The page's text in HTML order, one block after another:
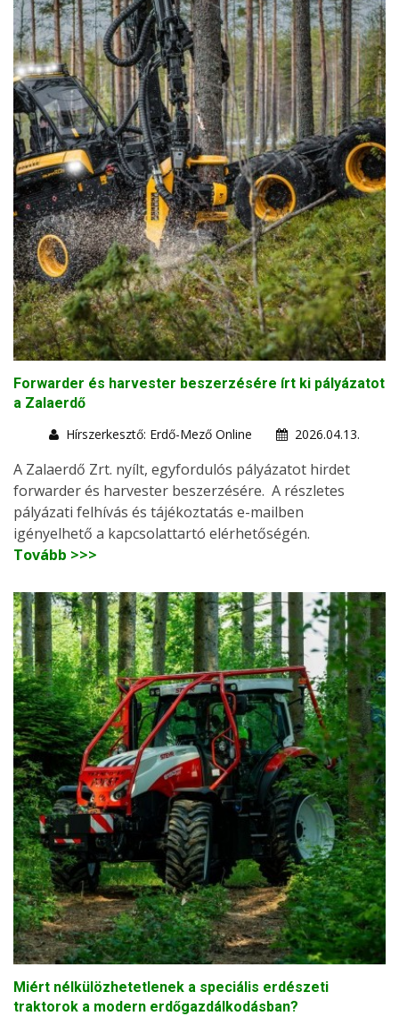
Forwarder és harvester beszerzésére írt ki pályázatot
a Zalaerdő
Hírszerkesztő: Erdő-Mező Online
2026.04.13.
A Zalaerdő Zrt. nyílt, egyfordulós pályázatot hirdet
forwarder és harvester beszerzésére. A részletes
pályázati felhívás és tájékoztatás e-mailben
igényelhető a kapcsolattartó elérhetőségén.
Tovább >>>
Miért nélkülözhetetlenek a speciális erdészeti
traktorok a modern erdőgazdálkodásban?